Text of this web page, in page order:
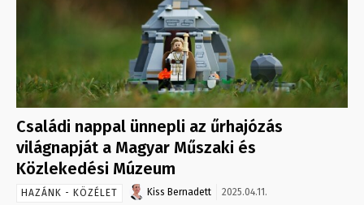
Családi nappal ünnepli az űrhajózás
világnapját a Magyar Műszaki és
Közlekedési Múzeum
HAZÁNK - KÖZÉLET Kiss Bernadett 2025.04.11.